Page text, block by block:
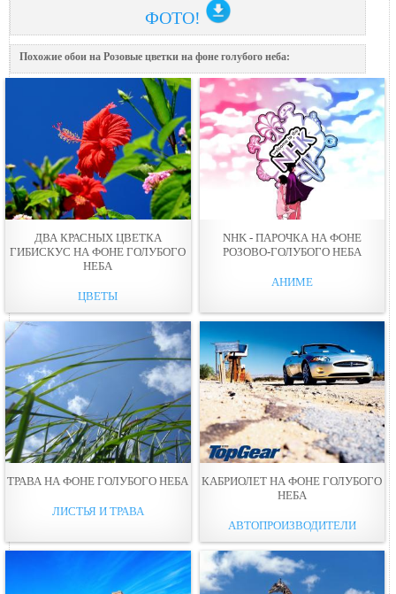
ФОТО!
Похожие обои на Розовые цветки на фоне голубого неба:
ДВА КРАСНЫХ ЦВЕТКА
ГИБИСКУС НА ФОНЕ ГОЛУБОГО
НЕБА
ЦВЕТЫ
NHK - ПАРОЧКА НА ФОНЕ
РОЗОВО-ГОЛУБОГО НЕБА
АНИМЕ
ТРАВА НА ФОНЕ ГОЛУБОГО НЕБА
ЛИСТЬЯ И ТРАВА
КАБРИОЛЕТ НА ФОНЕ ГОЛУБОГО
НЕБА
АВТОПРОИЗВОДИТЕЛИ